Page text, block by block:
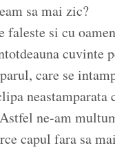
sa mai zic?
faleste si cu
cuvinte
care se
neastamparata
ne-am
capul fara sa